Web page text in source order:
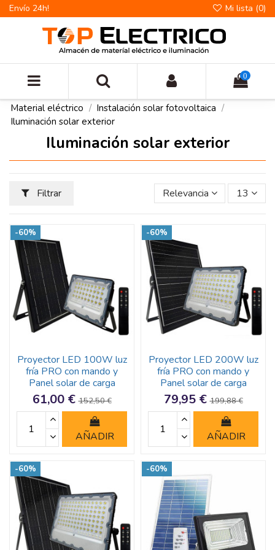
Envío 24h! Mi lista (0)
0
Material eléctrico
Instalación solar fotovoltaica
Iluminación solar exterior
Iluminación solar exterior
Filtrar Relevancia 13
-60%
Proyector LED 100W luz
fría PRO con mando y
Panel solar de carga
61,00 €152,50 €
AÑADIR
-60%
Proyector LED 200W luz
fría PRO con mando y
Panel solar de carga
79,95 €199,88 €
AÑADIR
-60% -60%